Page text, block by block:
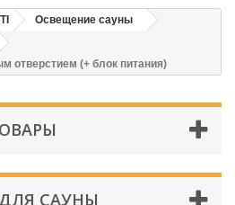
Освещение сауны
отверстием (+ блок питания)
САУНЫ